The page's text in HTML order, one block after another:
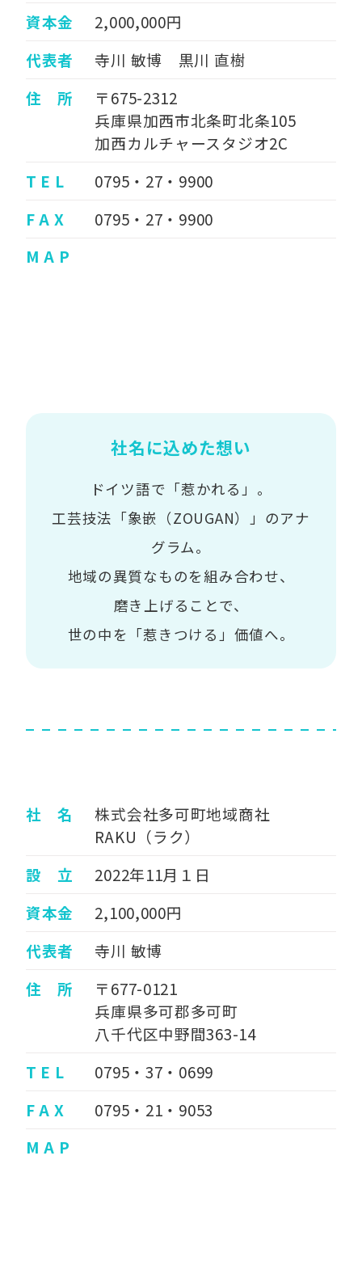
資本金
2,000,000円
代表者
寺川 敏博 黒川 直樹
住 所
〒675-2312
兵庫県加西市北条町北条105
加西カルチャースタジオ2C
T E L
0795・27・9900
F A X
0795・27・9900
M A P
社名に込めた想い
ドイツ語で「惹かれる」。
工芸技法「象嵌（ZOUGAN）」のアナ
グラム。
地域の異質なものを組み合わせ、
磨き上げることで、
世の中を「惹きつける」価値へ。
社 名
株式会社多可町地域商社
RAKU（ラク）
設 立
2022年11月１日
資本金
2,100,000円
代表者
寺川 敏博
住 所
〒677-0121
兵庫県多可郡多可町
八千代区中野間363-14
T E L
0795・37・0699
F A X
0795・21・9053
M A P